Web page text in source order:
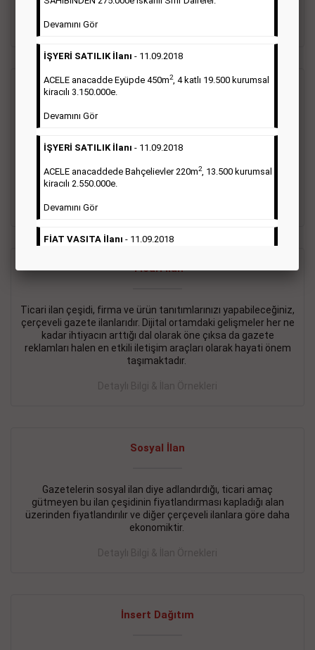
Detaylı Bilgi & İlan Örnekleri
Vasıta İlanı
Sarı sayfa ilanlar alım- satım, duyuru, mini reklam şeklinde
ifade edilebilen ilanlardır. Gazetelerin tirajını önemli ölçüde
etkilerler ve gazete gelirlerinin de önemli bir bölümünü
oluştururlar.Sabah sarı sayfa eleman ilanlarında 6 kelime
sayısı şartı aranmamaktadır.
Detaylı Bilgi & İlan Örnekleri
Ticari İlan
Ticari ilan çeşidi, firma ve ürün tanıtımlarınızı yapabileceğiniz,
çerçeveli gazete ilanlarıdır. Dijital ortamdaki gelişmeler her ne
kadar ihtiyacın arttığı dal olarak öne çıksa da gazete
reklamları halen en etkili iletişim araçları olarak hayati önem
taşımaktadır.
Detaylı Bilgi & İlan Örnekleri
Sosyal İlan
Gazetelerin sosyal ilan diye adlandırdığı, ticari amaç
gütmeyen bu ilan çeşidinin fiyatlandırması kapladığı alan
üzerinden fiyatlandırılır ve diğer çerçeveli ilanlara göre daha
ekonomiktir.
Detaylı Bilgi & İlan Örnekleri
İnsert Dağıtım
Devamını Gör
İŞYERİ SATILIK İlanı - 11.09.2018
ACELE anacadde Eyüpde 450m2, 4 katlı 19.500 kurumsal
kiracılı 3.150.000e.
Devamını Gör
İŞYERİ SATILIK İlanı - 11.09.2018
ACELE anacaddede Bahçelievler 220m2, 13.500 kurumsal
kiracılı 2.550.000e.
Devamını Gör
FİAT VASITA İlanı - 11.09.2018
2.800.000e kurumsal mağaza.
BAKIRKÖY SATILIK İlanı- 11.09.2018
KARTALTEPEde kelepir 2+ 1 satılık daire
İŞYERİ KİRALIK İlanı - 11.09.2018
BEYLİKDÜZÜ Kavaklıda 4 katlı bina